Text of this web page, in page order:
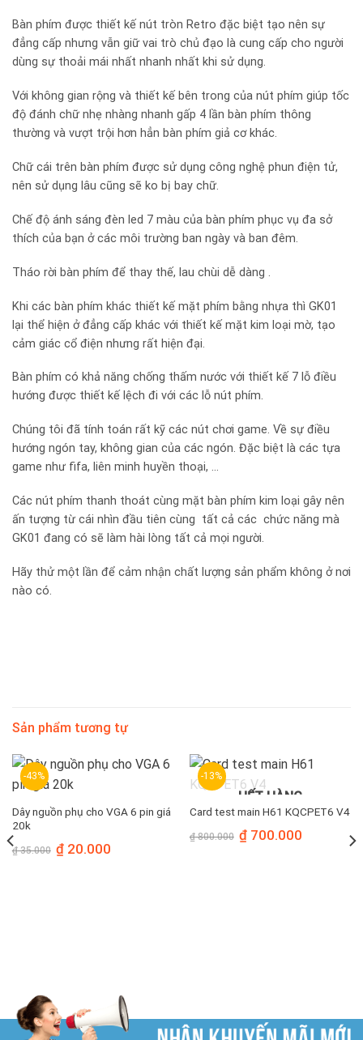
Bàn phím được thiết kế nút tròn Retro đặc biệt tạo nên sự
đẳng cấp nhưng vẫn giữ vai trò chủ đạo là cung cấp cho người
dùng sự thoải mái nhất nhanh nhất khi sử dụng.
Với không gian rộng và thiết kế bên trong của nút phím giúp tốc
độ đánh chữ nhẹ nhàng nhanh gấp 4 lần bàn phím thông
thường và vượt trội hơn hẳn bàn phím giả cơ khác.
Chữ cái trên bàn phím được sử dụng công nghệ phun điện tử,
nên sử dụng lâu cũng sẽ ko bị bay chữ.
Chế độ ánh sáng đèn led 7 màu của bàn phím phục vụ đa sở
thích của bạn ở các môi trường ban ngày và ban đêm.
Tháo rời bàn phím để thay thế, lau chùi dễ dàng .
Khi các bàn phím khác thiết kế mặt phím bằng nhựa thì GK01
lại thể hiện ở đẳng cấp khác với thiết kế mặt kim loại mờ, tạo
cảm giác cổ điện nhưng rất hiện đại.
Bàn phím có khả năng chống thấm nước với thiết kế 7 lỗ điều
hướng được thiết kế lệch đi với các lỗ nút phím.
Chúng tôi đã tính toán rất kỹ các nút chơi game. Về sự điều
hướng ngón tay, không gian của các ngón. Đặc biệt là các tựa
game như fifa, liên minh huyền thoại, …
Các nút phím thanh thoát cùng mặt bàn phím kim loại gây nên
ấn tượng từ cái nhìn đầu tiên cùng tất cả các chức năng mà
GK01 đang có sẽ làm hài lòng tất cả mọi người.
Hãy thử một lần để cảm nhận chất lượng sản phẩm không ở nơi
nào có.
Sản phẩm tương tự
-43%
Dây nguồn phụ cho VGA 6 pin giá
20k
₫35.000 Giá
gốc
₫ 20.000
-13%
HẾT HÀNG
Card test main H61 KQCPET6 V4
₫800.000 Giá
gốc
₫ 700.000